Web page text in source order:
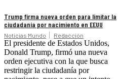
Trump firma nueva orden para limitar la
ciudadanía por nacimiento en EEUU
Noticias Mundo Redacción
El presidente de Estados Unidos,
Donald Trump, firmó una nueva
orden ejecutiva con la que busca
restringir la ciudadanía por